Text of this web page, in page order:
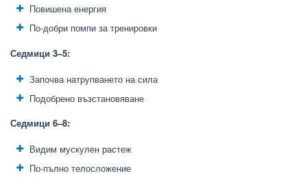
Повишена енергия
По-добри помпи за тренировки
Седмици 3–5:
Започва натрупването на сила
Подобрено възстановяване
Седмици 6–8:
Видим мускулен растеж
По-пълно телосложение